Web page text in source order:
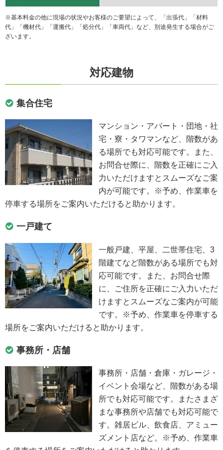
※基本料金の他に現場の状況やお客様のご要望によって、「出張代」「材料
代」「機材代」「運搬代」「処分代」「車両代」など、別途発生する場合がご
ざいます。
対応建物
集合住宅
マンション・アパート・団地・社
宅・寮・タワマンなど、階数があ
る場所でも対応可能です。また、
お問合せ際に、階数を正確にご入
力いただけますとスムーズなご案
内が可能です。※予め、作業車を
停車する場所をご案内いただけると助かります。
一戸建て
一般戸建、平屋、二世帯住宅、3
階建てなど階数がある場所でも対
応可能です。また、お問合せ際
に、ご住所を正確にご入力いただ
けますとスムーズなご案内が可能
です。※予め、作業車を停車する
場所をご案内いただけると助かります。
事務所・店舗
事務所・店舗・倉庫・ガレージ・
イベント会場など、階数がある場
所でも対応可能です。またさまざ
まな事務所や店舗でも対応可能で
す。雑居ビル、飲食店、アミュー
ズメント店など。※予め、作業車